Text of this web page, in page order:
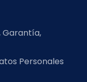
Garantía,
Personales